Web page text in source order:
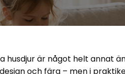
husdjur är något helt annat
och färg – men i